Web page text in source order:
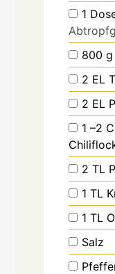
▢
1
▢
800 g
▢
2 EL
▢
2 EL
▢
1 –2
▢
2 TL
▢
1 TL
▢
1 TL
▢
Salz
▢